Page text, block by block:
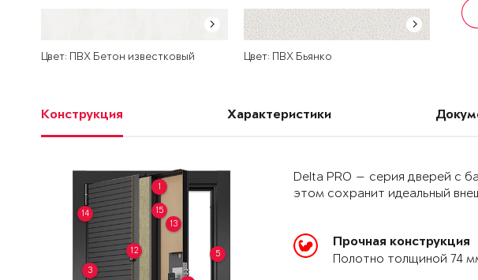
Цвет: ПВХ Бетон известковый Цвет: ПВХ Бьянко
Конструкция Характеристики
1
3
5
12
13
14 15
Delta PRO — серия дверей с
этом сохранит идеальный
Прочная конструкция
Полотно толщиной 74